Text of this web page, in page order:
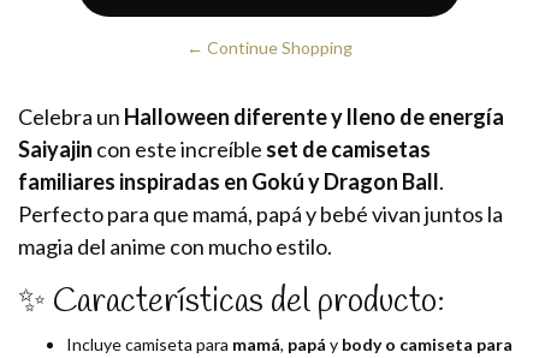
← Continue Shopping
Celebra un Halloween diferente y lleno de energía
Saiyajin con este increíble set de camisetas
familiares inspiradas en Gokú y Dragon Ball.
Perfecto para que mamá, papá y bebé vivan juntos la
magia del anime con mucho estilo.
✨ Características del producto:
Incluye camiseta para mamá, papá y body o camiseta para